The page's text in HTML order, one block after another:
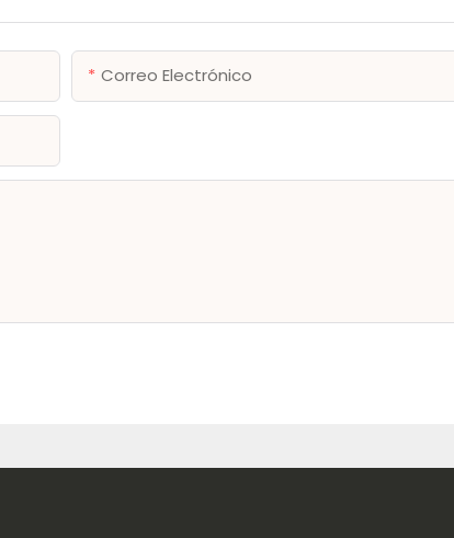
Correo Electrónico